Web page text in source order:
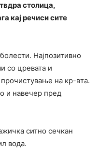
столица,
кај речиси сите
Најпозитивно
со цревата и
на кр-вта.
и навечер пред
ситно сечкан
вода.